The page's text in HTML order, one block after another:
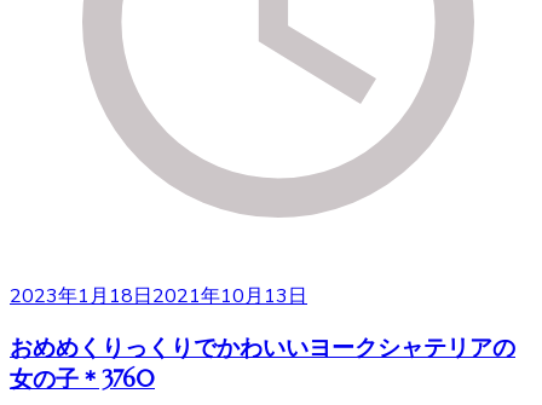
2023年1月18日2021年10月13日
おめめくりっくりでかわいいヨークシャテリアの
女の子＊3760